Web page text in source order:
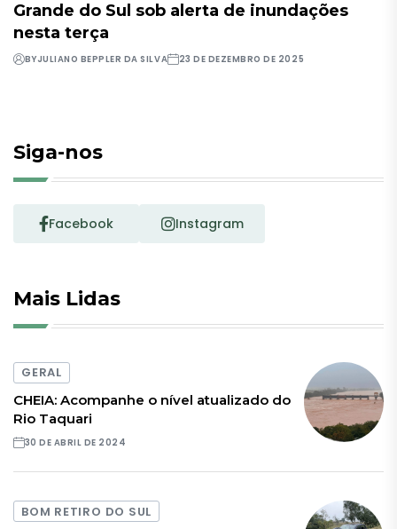
Grande do Sul sob alerta de inundações
nesta terça
BYJULIANO BEPPLER DA SILVA 23 DE DEZEMBRO DE 2025
Siga-nos
Facebook Instagram
Mais Lidas
GERAL
CHEIA: Acompanhe o nível atualizado do
Rio Taquari
30 DE ABRIL DE 2024
BOM RETIRO DO SUL